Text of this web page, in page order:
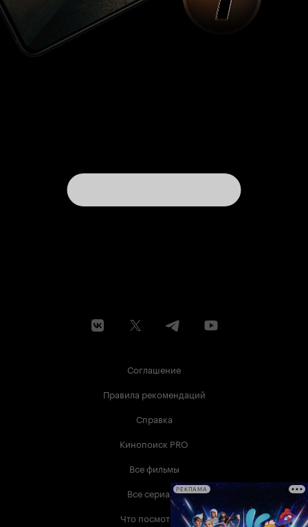
Соглашение
Правила рекомендаций
Справка
Кинопоиск PRO
Все фильмы
Все сериалы
Что посмотреть
РЕКЛАМА